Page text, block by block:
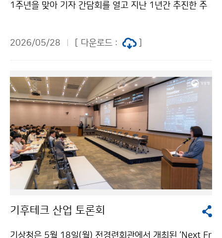
1주년을 맞아 기자 간담회를 열고 지난 1년간 추진한 주
2026/05/28 [ 다운로드 :
기후테크 산업 토론회
기상청은 5월 18일(월) 전경련회관에서 개최된 ‘Next Fr